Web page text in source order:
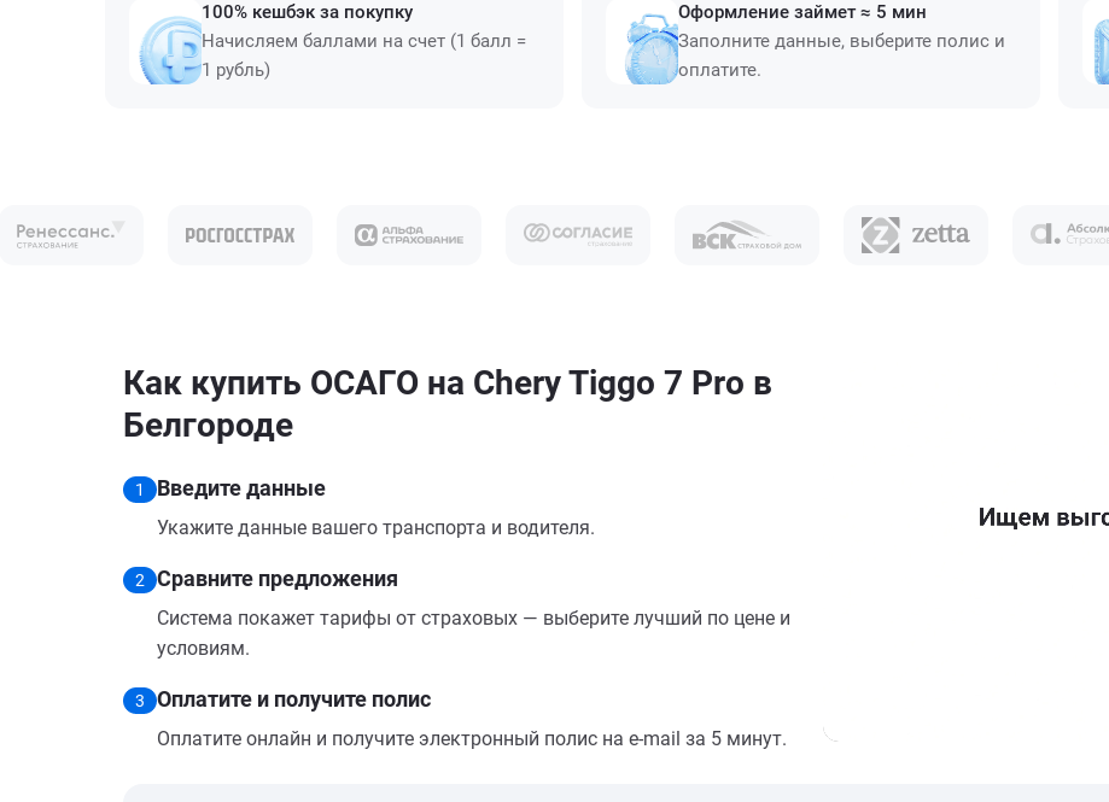
100% кешбэк за покупку
Начисляем баллами на счет (1 балл =
1 рубль)
Оформление займет ≈ 5 мин
Заполните данные, выберите полис и
оплатите.
Как купить ОСАГО на Chery Tiggo 7 Pro в
Белгороде
1 Введите данные
Укажите данные вашего транспорта и водителя.
2 Сравните предложения
Система покажет тарифы от страховых — выберите лучший по цене и
условиям.
3 Оплатите и получите полис
Оплатите онлайн и получите электронный полис на e-mail за 5 минут.